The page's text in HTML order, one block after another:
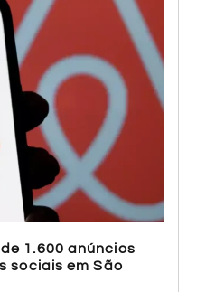
1.600 anúncios
sociais em São